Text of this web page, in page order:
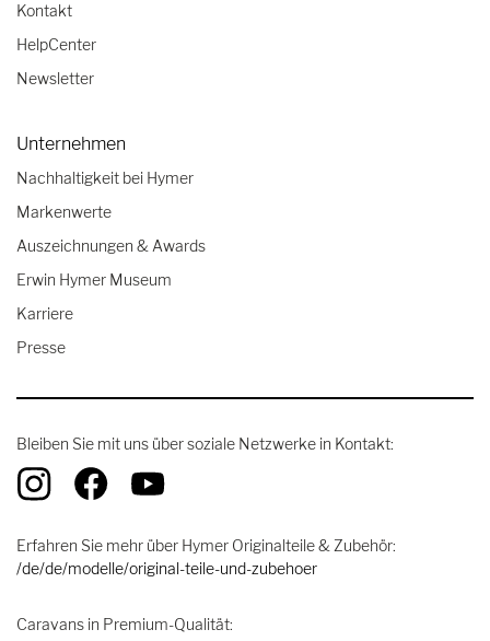
Kontakt
HelpCenter
Newsletter
Unternehmen
Nachhaltigkeit bei Hymer
Markenwerte
Auszeichnungen & Awards
Erwin Hymer Museum
Karriere
Presse
Bleiben Sie mit uns über soziale Netzwerke in Kontakt:
Erfahren Sie mehr über Hymer Originalteile & Zubehör:
/de/de/modelle/original-teile-und-zubehoer
Caravans in Premium-Qualität: